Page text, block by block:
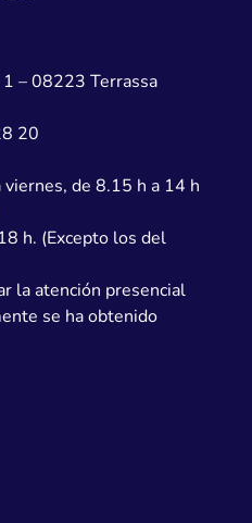
1 – 08223 Terrassa
20
de 8.15 h a 14 h
h. (Excepto los del
la atención presencial
se ha obtenido